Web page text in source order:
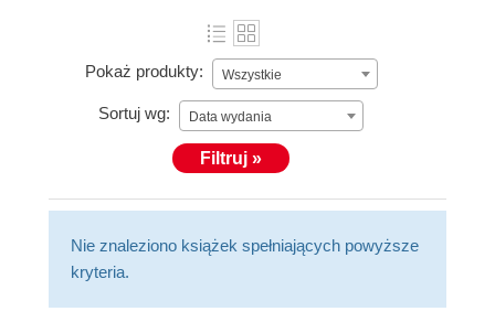
Pokaż produkty: Wszystkie
Sortuj wg: Data wydania
Filtruj »
Nie znaleziono książek spełniających powyższe
kryteria.